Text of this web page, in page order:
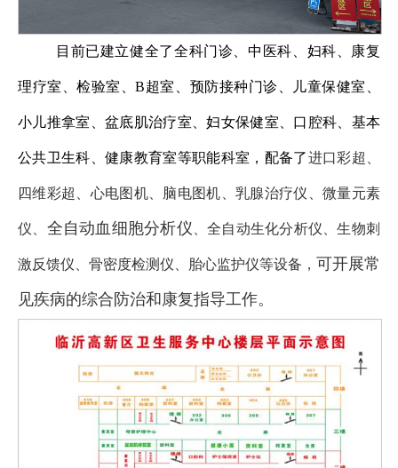
目前已建立健全了全科门诊、中医科、妇科、康复
理疗室、检验室、B超室、预防接种门诊、儿童保健室、
小儿推拿室、盆底肌治疗室、妇女保健室、口腔科、基本
公共卫生科、健康教育室等职能科室，配备了进口彩超、
四维彩超、心电图机、脑电图机、乳腺治疗仪、微量元素
仪、 全自动血细胞分析仪 、全自动生化分析仪、生物刺
激反馈仪、骨密度检测仪、胎心监护仪等设备， 可开展常
见疾病的综合防治和康复指导工作。